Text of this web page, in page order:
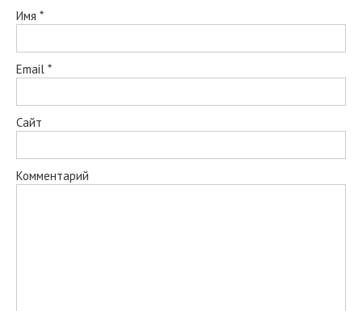
Имя *
Email *
Сайт
Комментарий